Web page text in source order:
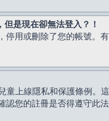
是現在卻無法登入？！
停用或刪除了您的帳號。
童上線隱私和保護條例
認您的註冊是否得遵守此